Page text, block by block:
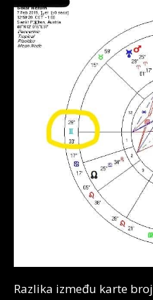
Razlika između karte